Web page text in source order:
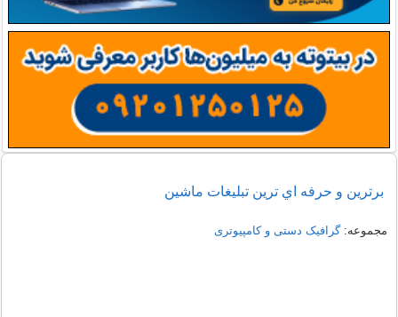
برترين و حرفه اي ترين تبليغات ماشين
مجموعه:گرافیک دستی و کامپیوتری